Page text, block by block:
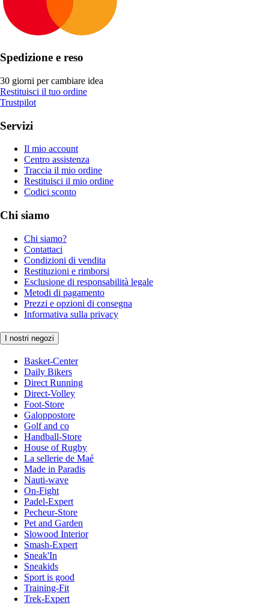
Spedizione e reso
30 giorni per cambiare idea
Restituisci il tuo ordine
Trustpilot
Servizi
Il mio account
Centro assistenza
Traccia il mio ordine
Restituisci il mio ordine
Codici sconto
Chi siamo
Chi siamo?
Contattaci
Condizioni di vendita
Restituzioni e rimborsi
Esclusione di responsabilità legale
Metodi di pagamento
Prezzi e opzioni di consegna
Informativa sulla privacy
I nostri negozi
Basket-Center
Daily Bikers
Direct Running
Direct-Volley
Foot-Store
Galoppostore
Golf and co
Handball-Store
House of Rugby
La sellerie de Maé
Made in Paradis
Nauti-wave
On-Fight
Padel-Expert
Pecheur-Store
Pet and Garden
Slowood Interior
Smash-Expert
Sneak'In
Sneakids
Sport is good
Training-Fit
Trek-Expert